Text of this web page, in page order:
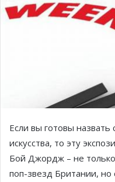
Если вы готовы
искусства, то эту
Бой Джордж – не
поп-звезд Британии,